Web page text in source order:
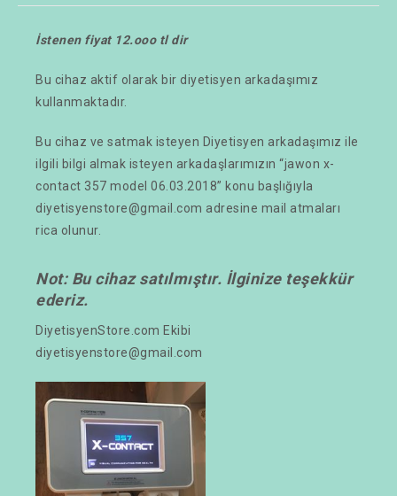
İstenen fiyat 12.ooo tl dir
Bu cihaz aktif olarak bir diyetisyen arkadaşımız
kullanmaktadır.
Bu cihaz ve satmak isteyen Diyetisyen arkadaşımız ile
ilgili bilgi almak isteyen arkadaşlarımızın “jawon x-
contact 357 model 06.03.2018” konu başlığıyla
diyetisyenstore@gmail.com adresine mail atmaları
rica olunur.
Not: Bu cihaz satılmıştır. İlginize teşekkür
ederiz.
DiyetisyenStore.com Ekibi
diyetisyenstore@gmail.com